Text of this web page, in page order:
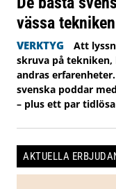
vässa
VERKTYG
Att
skruva på
andras
svenska poddar
– plus ett par
AKTUELLA